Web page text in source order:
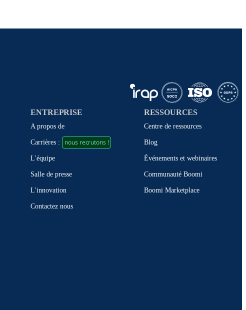
ENTREPRISE
A propos de
Carrières : nous recrutons !
L'équipe
Salle de presse
L'innovation
Contactez nous
RESSOURCES
Centre de ressources
Blog
Événements et webinaires
Communauté Boomi
Boomi Marketplace